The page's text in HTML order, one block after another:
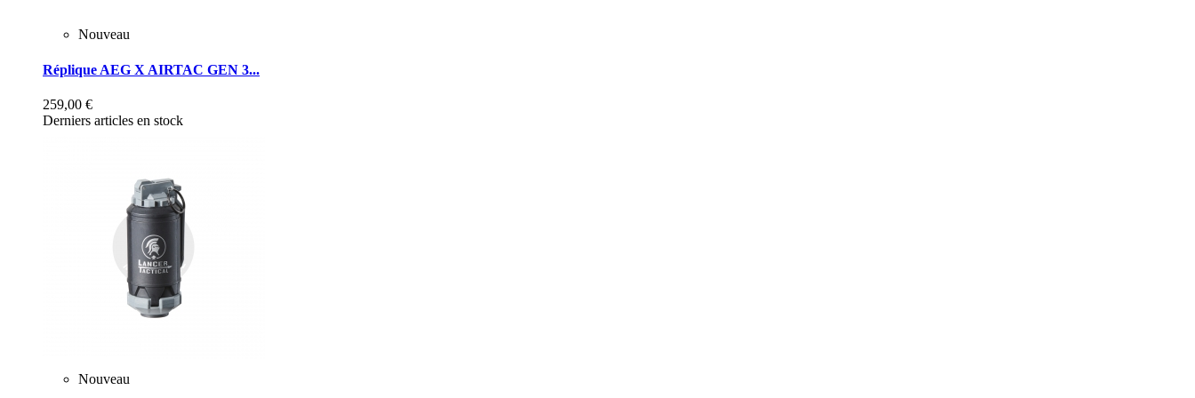
Nouveau
Réplique AEG X AIRTAC GEN 3...
259,00 €
Derniers articles en stock
Nouveau